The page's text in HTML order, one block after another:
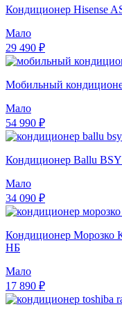
Кондиционер Hisense
Мало
29 490 ₽
Мобильный
Мало
54 990 ₽
Кондиционер Ballu
Мало
34 090 ₽
Кондиционер
НБ
Мало
17 890 ₽